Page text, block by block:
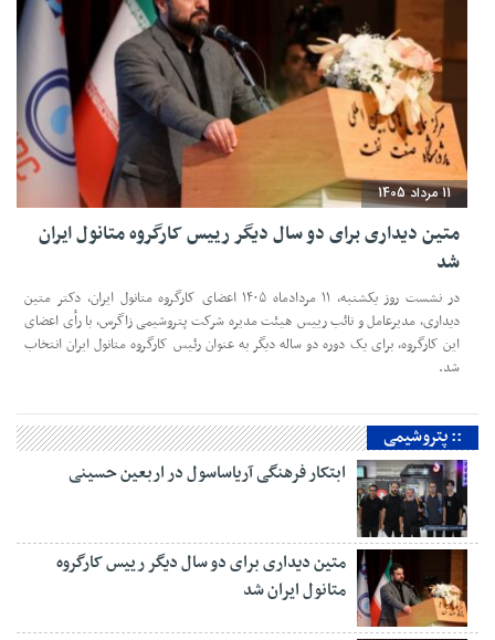
11 مرداد 1405
متین دیداری برای دو سال دیگر رییس کارگروه متانول ایران
شد
در نشست روز یکشنبه، ۱۱ مردادماه ۱۴۰۵ اعضای کارگروه متانول ایران، دکتر متین
دیداری، مدیرعامل و‌ نائب رییس هیئت مدیره شرکت پتروشیمی زاگرس، با رأی اعضای
این کارگروه، برای یک دوره دو ساله دیگر به عنوان رئیس کارگروه متانول ایران انتخاب
شد.
:: پتروشیمی
ابتکار فرهنگی آریاساسول در اربعین حسینی
متین دیداری برای دو سال دیگر رییس کارگروه
متانول ایران شد